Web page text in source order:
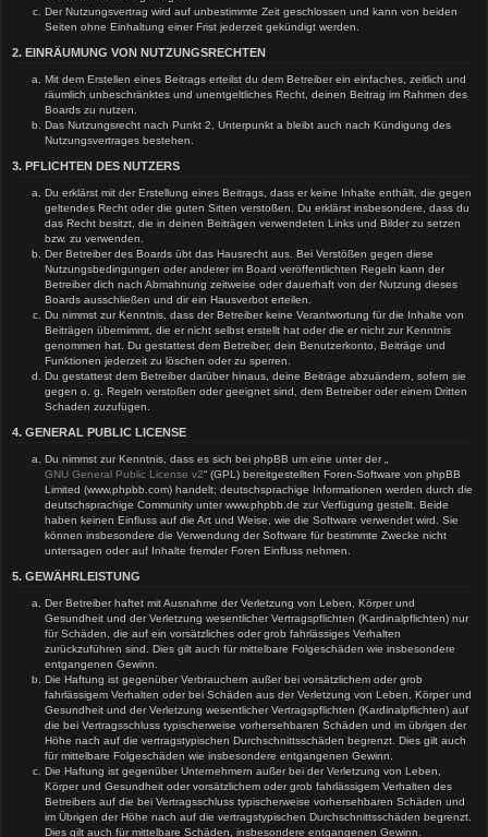
Der Nutzungsvertrag wird auf unbestimmte Zeit geschlossen und kann von beiden
Seiten ohne Einhaltung einer Frist jederzeit gekündigt werden.
2. EINRÄUMUNG VON NUTZUNGSRECHTEN
Mit dem Erstellen eines Beitrags erteilst du dem Betreiber ein einfaches, zeitlich und
räumlich unbeschränktes und unentgeltliches Recht, deinen Beitrag im Rahmen des
Boards zu nutzen.
Das Nutzungsrecht nach Punkt 2, Unterpunkt a bleibt auch nach Kündigung des
Nutzungsvertrages bestehen.
3. PFLICHTEN DES NUTZERS
Du erklärst mit der Erstellung eines Beitrags, dass er keine Inhalte enthält, die gegen
geltendes Recht oder die guten Sitten verstoßen. Du erklärst insbesondere, dass du
das Recht besitzt, die in deinen Beiträgen verwendeten Links und Bilder zu setzen
bzw. zu verwenden.
Der Betreiber des Boards übt das Hausrecht aus. Bei Verstößen gegen diese
Nutzungsbedingungen oder anderer im Board veröffentlichten Regeln kann der
Betreiber dich nach Abmahnung zeitweise oder dauerhaft von der Nutzung dieses
Boards ausschließen und dir ein Hausverbot erteilen.
Du nimmst zur Kenntnis, dass der Betreiber keine Verantwortung für die Inhalte von
Beiträgen übernimmt, die er nicht selbst erstellt hat oder die er nicht zur Kenntnis
genommen hat. Du gestattest dem Betreiber, dein Benutzerkonto, Beiträge und
Funktionen jederzeit zu löschen oder zu sperren.
Du gestattest dem Betreiber darüber hinaus, deine Beiträge abzuändern, sofern sie
gegen o. g. Regeln verstoßen oder geeignet sind, dem Betreiber oder einem Dritten
Schaden zuzufügen.
4. GENERAL PUBLIC LICENSE
Du nimmst zur Kenntnis, dass es sich bei phpBB um eine unter der „
GNU General Public License v2“ (GPL) bereitgestellten Foren-Software von phpBB
Limited (www.phpbb.com) handelt; deutschsprachige Informationen werden durch die
deutschsprachige Community unter www.phpbb.de zur Verfügung gestellt. Beide
haben keinen Einfluss auf die Art und Weise, wie die Software verwendet wird. Sie
können insbesondere die Verwendung der Software für bestimmte Zwecke nicht
untersagen oder auf Inhalte fremder Foren Einfluss nehmen.
5. GEWÄHRLEISTUNG
Der Betreiber haftet mit Ausnahme der Verletzung von Leben, Körper und
Gesundheit und der Verletzung wesentlicher Vertragspflichten (Kardinalpflichten) nur
für Schäden, die auf ein vorsätzliches oder grob fahrlässiges Verhalten
zurückzuführen sind. Dies gilt auch für mittelbare Folgeschäden wie insbesondere
entgangenen Gewinn.
Die Haftung ist gegenüber Verbrauchern außer bei vorsätzlichem oder grob
fahrlässigem Verhalten oder bei Schäden aus der Verletzung von Leben, Körper und
Gesundheit und der Verletzung wesentlicher Vertragspflichten (Kardinalpflichten) auf
die bei Vertragsschluss typischerweise vorhersehbaren Schäden und im übrigen der
Höhe nach auf die vertragstypischen Durchschnittsschäden begrenzt. Dies gilt auch
für mittelbare Folgeschäden wie insbesondere entgangenen Gewinn.
Die Haftung ist gegenüber Unternehmern außer bei der Verletzung von Leben,
Körper und Gesundheit oder vorsätzlichem oder grob fahrlässigem Verhalten des
Betreibers auf die bei Vertragsschluss typischerweise vorhersehbaren Schäden und
im Übrigen der Höhe nach auf die vertragstypischen Durchschnittsschäden begrenzt.
Dies gilt auch für mittelbare Schäden, insbesondere entgangenen Gewinn.